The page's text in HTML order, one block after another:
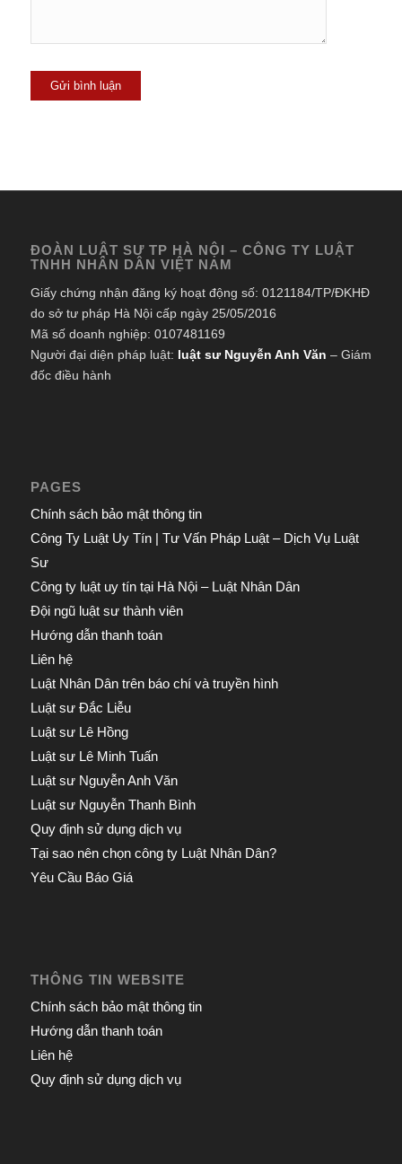
ĐOÀN LUẬT SƯ TP HÀ NỘI – CÔNG TY LUẬT
TNHH NHÂN DÂN VIỆT NAM
Giấy chứng nhận đăng ký hoạt động số: 0121184/TP/ĐKHĐ
do sở tư pháp Hà Nội cấp ngày 25/05/2016
Mã số doanh nghiệp: 0107481169
Người đại diện pháp luật: luật sư Nguyễn Anh Văn – Giám
đốc điều hành
PAGES
Chính sách bảo mật thông tin
Công Ty Luật Uy Tín | Tư Vấn Pháp Luật – Dịch Vụ Luật
Sư
Công ty luật uy tín tại Hà Nội – Luật Nhân Dân
Đội ngũ luật sư thành viên
Hướng dẫn thanh toán
Liên hệ
Luật Nhân Dân trên báo chí và truyền hình
Luật sư Đắc Liễu
Luật sư Lê Hồng
Luật sư Lê Minh Tuấn
Luật sư Nguyễn Anh Văn
Luật sư Nguyễn Thanh Bình
Quy định sử dụng dịch vụ
Tại sao nên chọn công ty Luật Nhân Dân?
Yêu Cầu Báo Giá
THÔNG TIN WEBSITE
Chính sách bảo mật thông tin
Hướng dẫn thanh toán
Liên hệ
Quy định sử dụng dịch vụ